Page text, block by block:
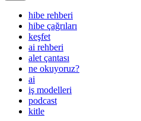
hibe rehberi
hibe çağrıları
keşfet
ai rehberi
alet çantası
ne okuyoruz?
ai
iş modelleri
podcast
kitle